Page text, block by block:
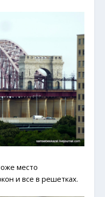
место
и все в решетках.